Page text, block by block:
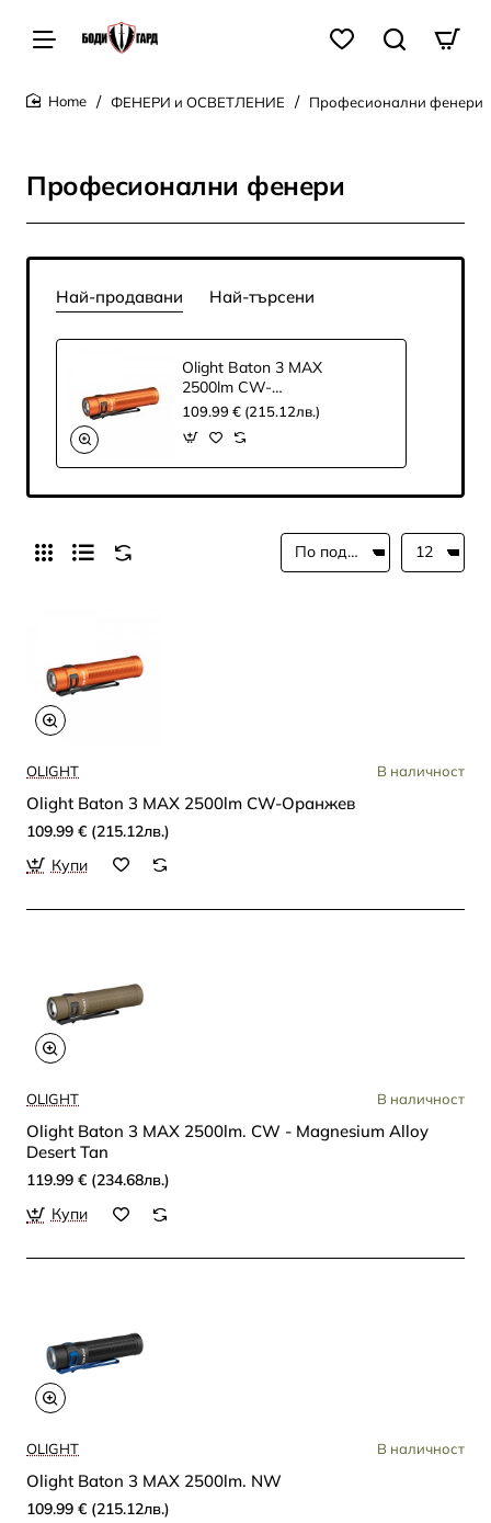
ФЕНЕРИ и ОСВЕТЛЕНИЕ Професионални фенери
Професионални фенери
Най-продавани Най-търсени
Olight Baton 3 MAX
2500lm CW-
Оранжев
109.99 € (215.12лв.)
OLIGHT В наличност
Olight Baton 3 MAX 2500lm CW-Оранжев
109.99 € (215.12лв.)
Купи
OLIGHT В наличност
Olight Baton 3 MAX 2500lm. CW - Magnesium Alloy
Desert Tan
119.99 € (234.68лв.)
Купи
OLIGHT В наличност
Olight Baton 3 MAX 2500lm. NW
109.99 € (215.12лв.)